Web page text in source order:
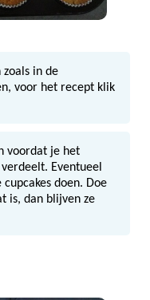
zoals in de
voor het recept klik
voordat je het
Eventueel
doen. Doe
is, dan blijven ze